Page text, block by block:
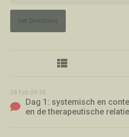
Get Directions
08 Feb 09:30
Dag 1: systemisch en
en de therapeutische relatie